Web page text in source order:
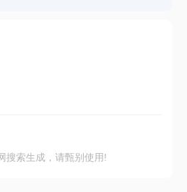
搜索生成，请甄别使用!